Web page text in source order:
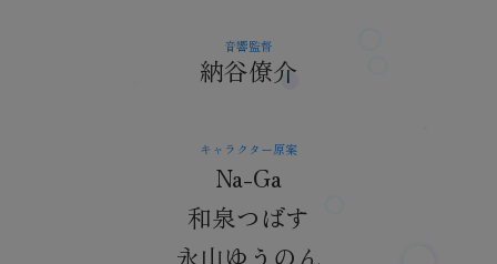
音響監督
納谷僚介
キャラクター原案
Na-Ga
和泉つばす
永山ゆうのん